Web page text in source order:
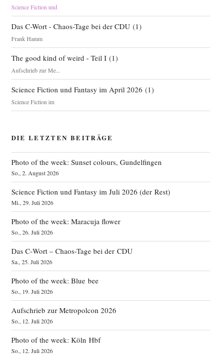
Science Fiction und
Das C-Wort - Chaos-Tage bei der CDU(1)
Frank Hamm
The good kind of weird - Teil I(1)
Aufschrieb zur Me...
Science Fiction und Fantasy im April 2026 (1)
Science Fiction im
DIE LETZTEN BEITRÄGE
Photo of the week: Sunset colours, Gundelfingen
So., 2. August 2026
Science Fiction und Fantasy im Juli 2026 (der Rest)
Mi., 29. Juli 2026
Photo of the week: Maracuja flower
So., 26. Juli 2026
Das C‑Wort – Chaos-Tage bei der CDU
Sa., 25. Juli 2026
Photo of the week: Blue bee
So., 19. Juli 2026
Aufschrieb zur Metropolcon 2026
So., 12. Juli 2026
Photo of the week: Köln Hbf
So., 12. Juli 2026